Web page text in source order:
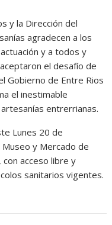
y la Dirección del
agradecen a los
y a todos y
el desafío de
Gobierno de Entre Rios
el inestimable
entrerrianas.
Lunes 20 de
y Mercado de
acceso libre y
sanitarios vigentes.